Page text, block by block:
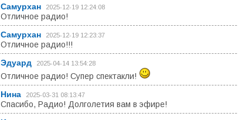
Самурхан
2025-12-19 12:24:08
Отличное радио!
Самурхан
2025-12-19 12:23:37
Отличное радио!!!
Эдуард
2025-04-14 13:54:28
Отличное радио! Супер спектакли!
Нина
2025-03-31 08:13:47
Спасибо, Радио! Долголетия вам в эфире!